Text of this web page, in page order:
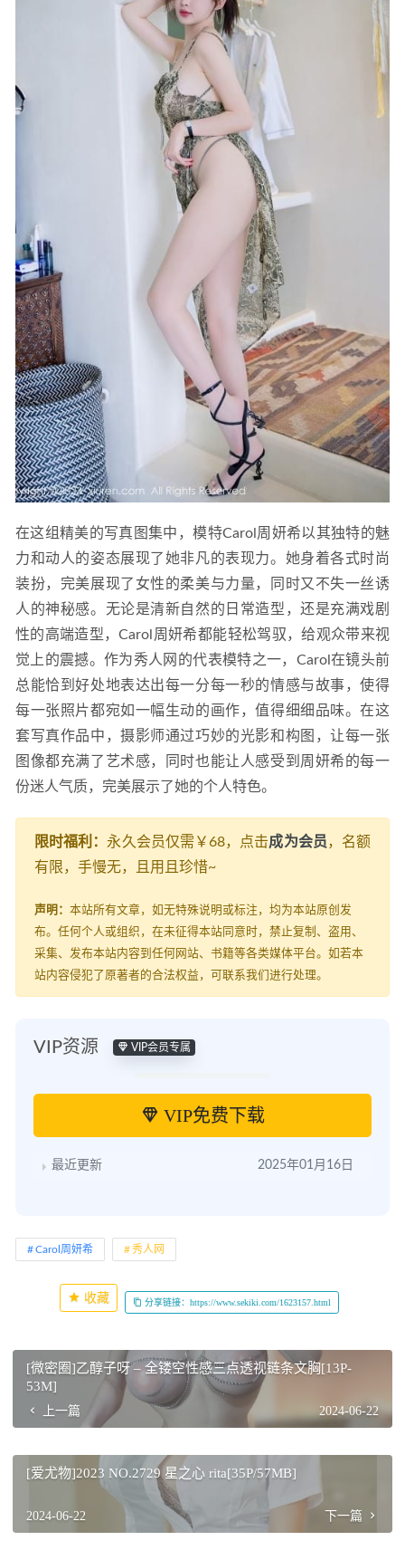
在这组精美的写真图集中，模特Carol周妍希以其独特的魅
力和动人的姿态展现了她非凡的表现力。她身着各式时尚
装扮，完美展现了女性的柔美与力量，同时又不失一丝诱
人的神秘感。无论是清新自然的日常造型，还是充满戏剧
性的高端造型，Carol周妍希都能轻松驾驭，给观众带来视
觉上的震撼。作为秀人网的代表模特之一，Carol在镜头前
总能恰到好处地表达出每一分每一秒的情感与故事，使得
每一张照片都宛如一幅生动的画作，值得细细品味。在这
套写真作品中，摄影师通过巧妙的光影和构图，让每一张
图像都充满了艺术感，同时也能让人感受到周妍希的每一
份迷人气质，完美展示了她的个人特色。
限时福利： 永久会员仅需￥68，点击成为会员，名额
有限，手慢无，且用且珍惜~
声明： 本站所有文章，如无特殊说明或标注，均为本站原创发
布。任何个人或组织，在未征得本站同意时，禁止复制、盗用、
采集、发布本站内容到任何网站、书籍等各类媒体平台。如若本
站内容侵犯了原著者的合法权益，可联系我们进行处理。
VIP资源 VIP会员专属
VIP免费下载
最近更新 2025年01月16日
Carol周妍希 秀人网
收藏 分享链接：https://www.sekiki.com/1623157.html
[微密圈]乙醇子呀 – 全镂空性感三点透视链条文胸[13P-
53M]
上一篇 2024-06-22
[爱尤物]2023 NO.2729 星之心 rita[35P/57MB]
2024-06-22 下一篇